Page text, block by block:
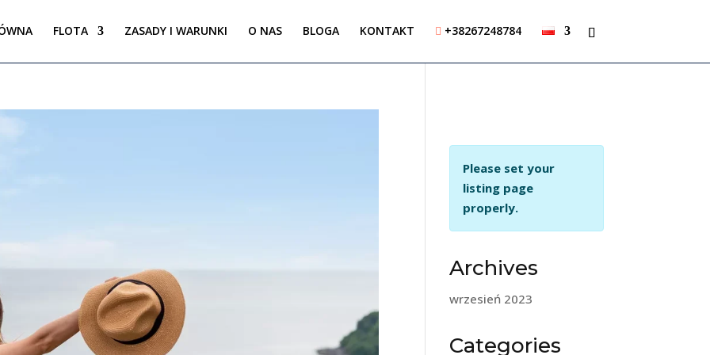
FLOTA ZASADY I WARUNKI O NAS BLOGA KONTAKT  +38267248784
Please set your
listing page
properly.
Archives
wrzesień 2023
Categories